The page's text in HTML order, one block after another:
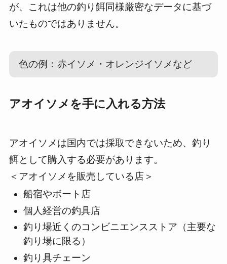
が、これは他の釣り餌同様厳密なデータに基づ
いたものではありません。
色の例：赤イソメ・オレンジイソメなど
アオイソメを手に入れる方法
アオイソメは国内では採取できないため、釣り
餌として購入する必要があります。
＜アオイソメを販売している店＞
船宿やボート店
個人経営の釣具店
釣り場近くのコンビニエンスストア（主要な
釣り場に限る）
釣り具チェーン